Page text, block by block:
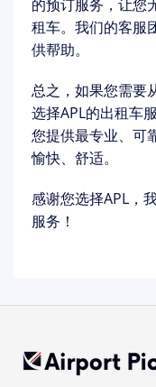
的预订服务，让您
租车。我们的客服
供帮助。
总之，如果您需要
选择APL的出租车
您提供最专业、可
愉快、舒适。
感谢您选择APL，
服务！